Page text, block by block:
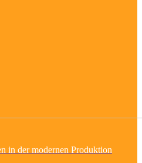
in der modernen Produktion